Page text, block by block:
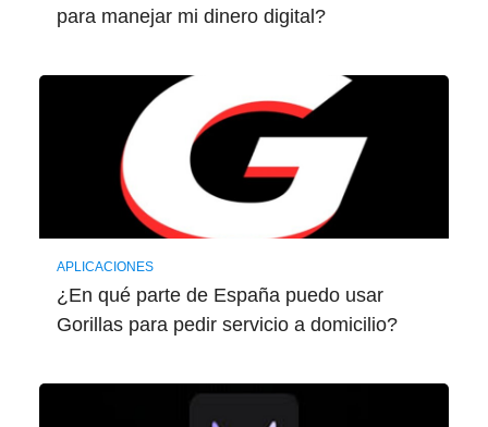
para manejar mi dinero digital?
APLICACIONES
¿En qué parte de España puedo usar
Gorillas para pedir servicio a domicilio?